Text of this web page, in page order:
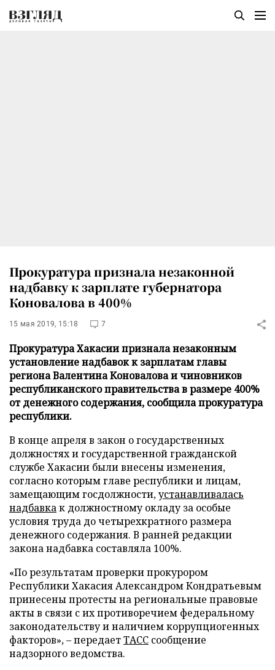
Прокуратура признала незаконной
надбавку к зарплате губернатора
Коновалова в 400%
15 мая 2019, 15:18 7
Прокуратура Хакасии признала незаконным
установление надбавок к зарплатам главы
региона Валентина Коновалова и чиновников
республиканского правительства в размере 400%
от денежного содержания, сообщила прокуратура
республики.
В конце апреля в закон о государственных
должностях и государственной гражданской
службе Хакасии были внесены изменения,
согласно которым главе республики и лицам,
замещающим госдолжности,устанавливалась
надбавкак должностному окладу за особые
условия труда до четырехкратного размера
денежного содержания. В ранней редакции
закона надбавка составляла 100%.
«По результатам проверки прокурором
Республики Хакасия Александром Кондратьевым
принесены протесты на региональные правовые
акты в связи с их противоречием федеральному
законодательству и наличием коррупциогенных
факторов», – передаетТАСС сообщение
надзорного ведомства.